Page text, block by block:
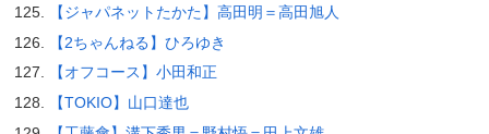
【ジャパネットたかた】高田明＝高田旭人
【2ちゃんねる】ひろゆき
【オフコース】小田和正
【TOKIO】山口達也